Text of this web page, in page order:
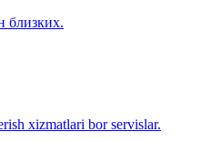
близких.
xizmatlari bor servislar.